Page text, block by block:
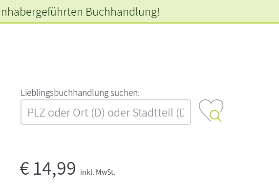
L‍i‍e‍b‍l‍i‍n‍g‍s‍b‍u‍c‍h‍h‍a‍n‍d‍l‍u‍n‍g‍ ‍s‍u‍c‍h‍e‍n‍:‍
Buchhandlung!
€14,99 inkl. MwSt.